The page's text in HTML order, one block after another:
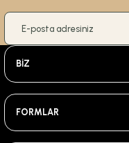
BİZ
FORMLAR